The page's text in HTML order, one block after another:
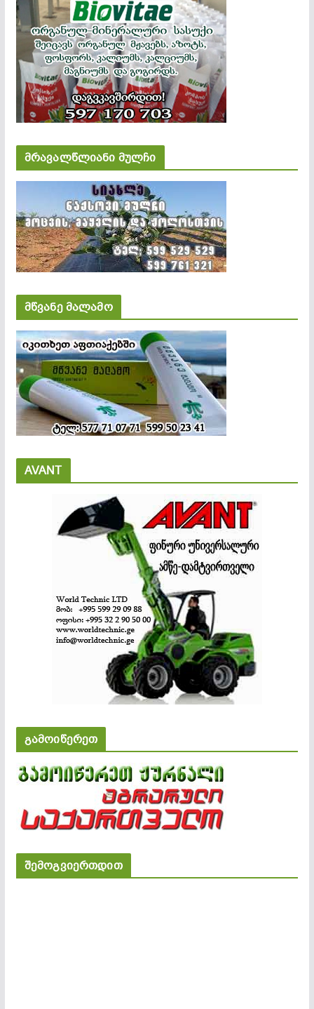
მრავალწლიანი მულჩი
მწვანე მალამო
AVANT
გამოიწერეთ
შემოგვიერთდით